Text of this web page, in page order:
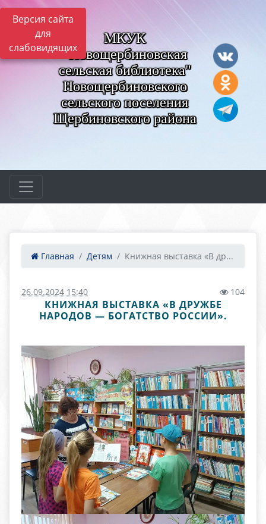
Версия сайта
для
слабовидящих
МКУК
"Новощербиновская
сельская библиотека"
Новощербиновского
сельского поселения
Щербиновского района
Главная Детям Книжная выставка «В др...
26.09.2024 15:40 104
КНИЖНАЯ ВЫСТАВКА «В ДРУЖБЕ
НАРОДОВ — БОГАТСТВО РОССИИ».